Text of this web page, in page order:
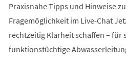
Praxisnahe Tipps und Hinweise
Fragemöglichkeit im Live-Chat
rechtzeitig Klarheit schaffen – für
funktionstüchtige